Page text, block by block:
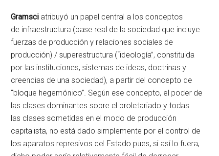
Gramsci atribuyó un papel central a los conceptos
de infraestructura (base real de la sociedad que incluye
fuerzas de producción y relaciones sociales de
producción) / superestructura (“ideología”, constituida
por las instituciones, sistemas de ideas, doctrinas y
creencias de una sociedad), a partir del concepto de
“bloque hegemónico”. Según ese concepto, el poder de
las clases dominantes sobre el proletariado y todas
las clases sometidas en el modo de producción
capitalista, no está dado simplemente por el control de
los aparatos represivos del Estado pues, si así lo fuera,